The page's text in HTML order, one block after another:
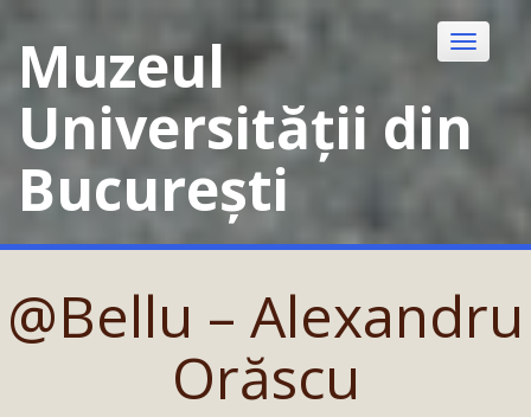
contentMuzeul
Universității din
București
Toggle
@Bellu – Alexandru
Orăscu